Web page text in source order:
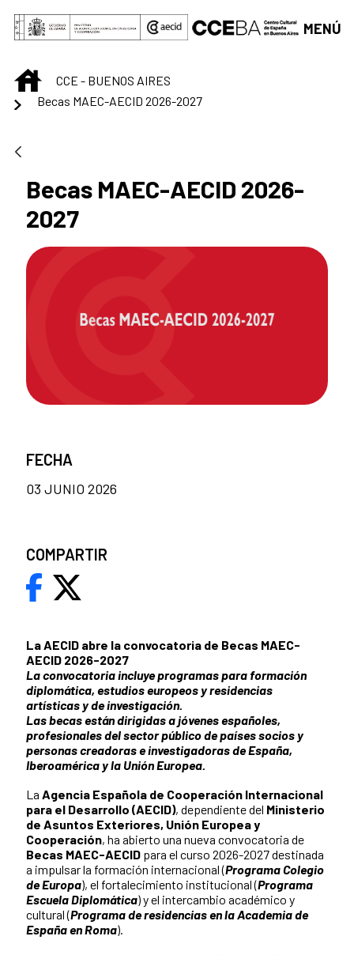
Saltar al contenido principal
MENÚ
INICIOCCE - BUENOS AIRES
Becas MAEC-AECID 2026-2027
Becas MAEC-AECID 2026-
2027
La AECID abre la convocatoria de Becas MAEC-
AECID 2026-2027
La convocatoria incluye programas para formación
diplomática, estudios europeos y residencias
artísticas y de investigación.
Las becas están dirigidas a jóvenes españoles,
profesionales del sector público de países socios y
personas creadoras e investigadoras de España,
Iberoamérica y la Unión Europea.
La Agencia Española de Cooperación Internacional
para el Desarrollo (AECID), dependiente del Ministerio
de Asuntos Exteriores, Unión Europea y
Cooperación, ha abierto una nueva convocatoria de
Becas MAEC-AECID para el curso 2026-2027 destinada
a impulsar la formación internacional (Programa Colegio
de Europa), el fortalecimiento institucional (Programa
Escuela Diplomática) y el intercambio académico y
cultural (Programa de residencias en la Academia de
España en Roma).
FECHA
03 JUNIO 2026
COMPARTIR